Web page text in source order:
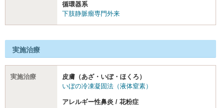
循環器系
下肢静脈瘤専門外来
実施治療
実施治療
皮膚（あざ・いぼ・ほくろ）
いぼの冷凍凝固法（液体窒素）
アレルギー性鼻炎 / 花粉症